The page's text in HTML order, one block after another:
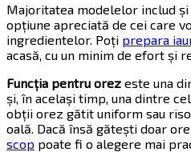
Majoritatea modelelor includ și
opțiune apreciată de cei care
ingredientelor. Poți prepara
acasă, cu un minim de efort și
Funcția pentru orez este una
și, în același timp, una dintre
obții orez gătit uniform sau
oală. Dacă însă gătești doar
scop poate fi o alegere mai